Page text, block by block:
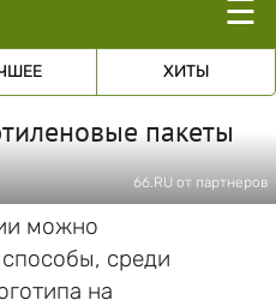
☰
ХИТЫ
пакеты
66.RU от партнеров
можно
среди
на